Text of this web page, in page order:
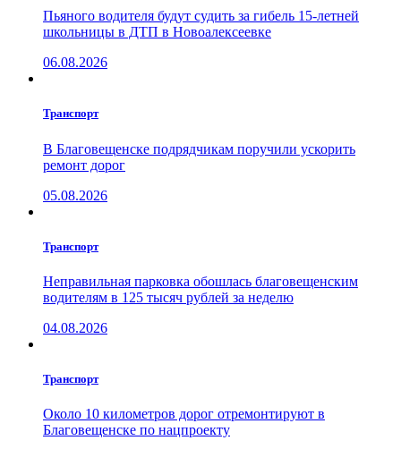
Пьяного водителя будут судить за гибель 15-летней
школьницы в ДТП в Новоалексеевке
06.08.2026
Транспорт
В Благовещенске подрядчикам поручили ускорить
ремонт дорог
05.08.2026
Транспорт
Неправильная парковка обошлась благовещенским
водителям в 125 тысяч рублей за неделю
04.08.2026
Транспорт
Около 10 километров дорог отремонтируют в
Благовещенске по нацпроекту